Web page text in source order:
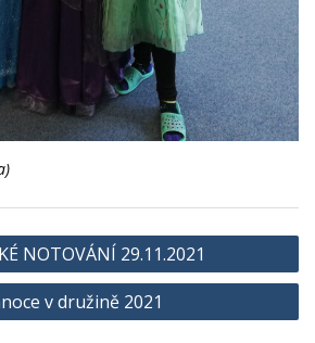
NOTOVÁNÍ 29.11.2021
v družině 2021